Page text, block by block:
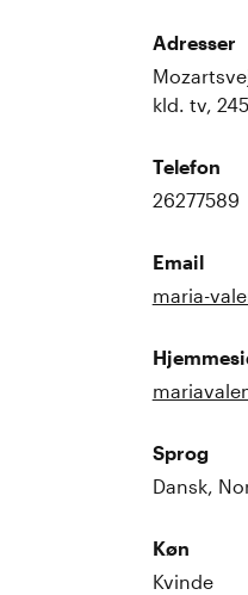
Adresser
kld. tv,
Telefon
26277589
Email
maria-
Sprog
Dansk,
Køn
Kvinde